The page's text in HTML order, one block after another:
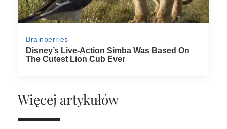
Więcej artykułów